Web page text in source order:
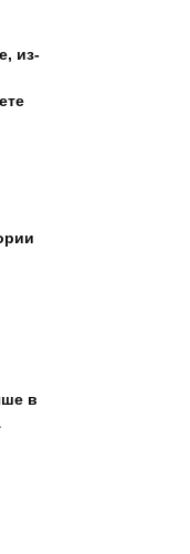
из-
в